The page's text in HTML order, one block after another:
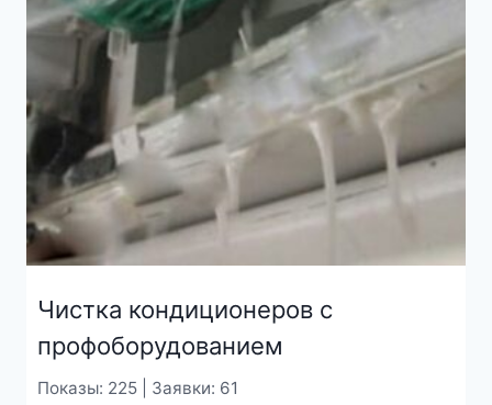
Чистка кондиционеров с
профоборудованием
Показы: 225 | Заявки: 61